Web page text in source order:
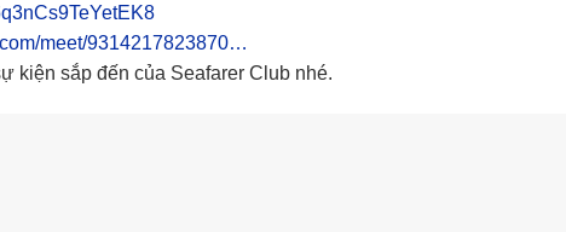
meet/9314217823870…
kiện sắp đến của Seafarer Club nhé.